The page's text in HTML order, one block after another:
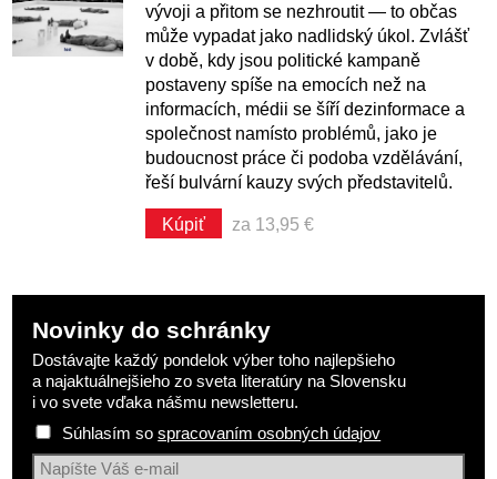
vývoji a přitom se nezhroutit — to občas
může vypadat jako nadlidský úkol. Zvlášť
v době, kdy jsou politické kampaně
postaveny spíše na emocích než na
informacích, médii se šíří dezinformace a
společnost namísto problémů, jako je
budoucnost práce či podoba vzdělávání,
řeší bulvární kauzy svých představitelů.
Kúpiť za 13,95 €
Novinky do schránky
Dostávajte každý pondelok výber toho najlepšieho
a najaktuálnejšieho zo sveta literatúry na Slovensku
i vo svete vďaka nášmu newsletteru.
Súhlasím sospracovaním osobných údajov